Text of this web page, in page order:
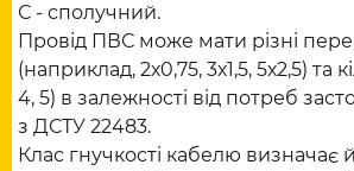
С - сполучний.
Провід ПВС може мати різні
(наприклад, 2х0,75, 3х1,5, 5х2,5) та
4, 5) в залежності від потреб
з ДСТУ 22483.
Клас гнучкості кабелю визначає